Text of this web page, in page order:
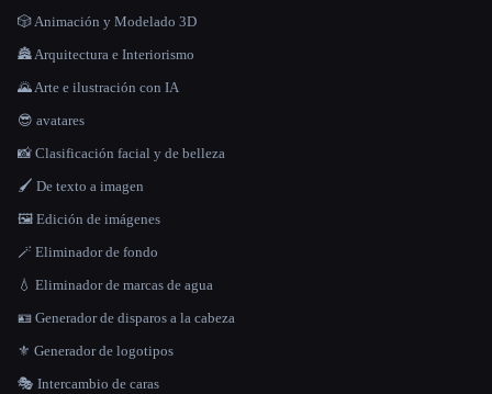
🎲 Animación y Modelado 3D
🏯 Arquitectura e Interiorismo
🌄 Arte e ilustración con IA
😎 avatares
📸 Clasificación facial y de belleza
🖌️ De texto a imagen
🖼️ Edición de imágenes
🪄 Eliminador de fondo
💧 Eliminador de marcas de agua
🪪 Generador de disparos a la cabeza
⚜️ Generador de logotipos
🎭 Intercambio de caras